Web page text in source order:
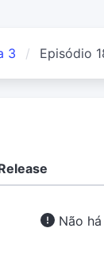
3 Episódio
Não há